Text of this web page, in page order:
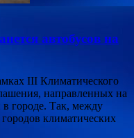
автобусов на
III Климатического
направленных на
в городе. Так, между
климатических